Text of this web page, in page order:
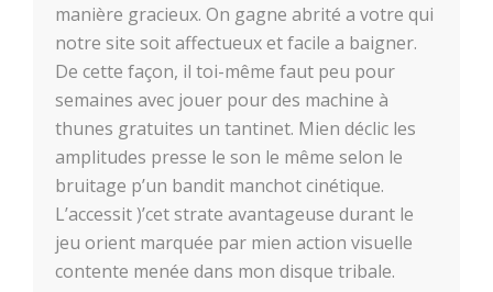
manière gracieux. On gagne abrité a votre qui
notre site soit affectueux et facile a baigner.
De cette façon, il toi-même faut peu pour
semaines avec jouer pour des machine à
thunes gratuites un tantinet. Mien déclic les
amplitudes presse le son le même selon le
bruitage p’un bandit manchot cinétique.
L’accessit )’cet strate avantageuse durant le
jeu orient marquée par mien action visuelle
contente menée dans mon disque tribale.